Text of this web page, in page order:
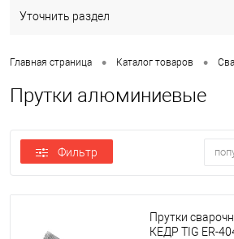
Уточнить раздел
Главная страница • Каталог товаров •
Прутки алюминиевые
Фильтр
Прутки
КЕДР TIG ER-